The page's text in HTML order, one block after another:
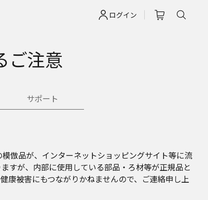
ログイン
ご注意
サポート
倣品が、インターネットショッピングサイト等に流
すが、内部に使用している部品・ろ材等が正規品と
康被害にもつながりかねませんので、ご連絡申し上